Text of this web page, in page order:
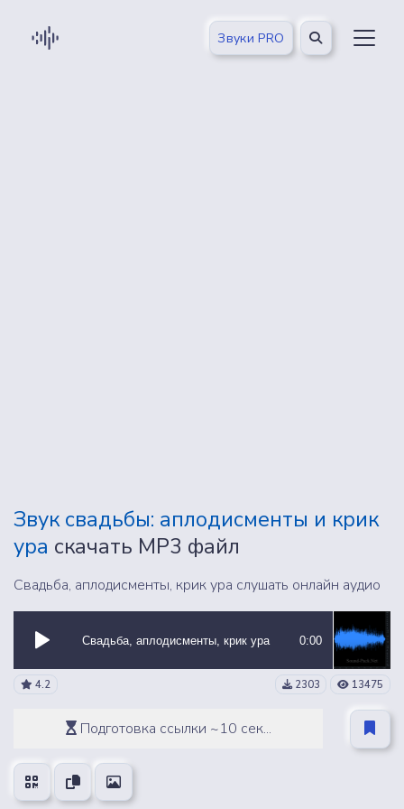
Звуки PRO
Звук свадьбы: аплодисменты и крик
ура скачать MP3 файл
Свадьба, аплодисменты, крик ура слушать онлайн аудио
Свадьба, аплодисменты, крик ура 0:00
4.2 2303 13475
Подготовка ссылки ~10 сек...